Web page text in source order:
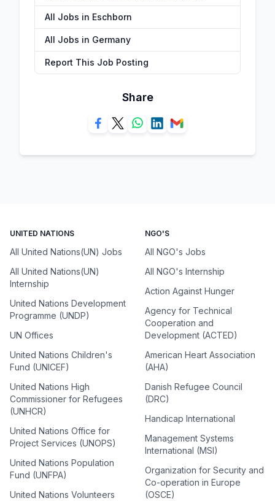
All Jobs in Eschborn
All Jobs in Germany
Report This Job Posting
Share
UNITED NATIONS
All United Nations(UN) Jobs
All United Nations(UN)
Internship
United Nations Development
Programme (UNDP)
UN Offices
United Nations Children's
Fund (UNICEF)
United Nations High
Commissioner for Refugees
(UNHCR)
United Nations Office for
Project Services (UNOPS)
United Nations Population
Fund (UNFPA)
United Nations Volunteers
NGO'S
All NGO's Jobs
All NGO's Internship
Action Against Hunger
Agency for Technical
Cooperation and
Development (ACTED)
American Heart Association
(AHA)
Danish Refugee Council
(DRC)
Handicap International
Management Systems
International (MSI)
Organization for Security and
Co-operation in Europe
(OSCE)